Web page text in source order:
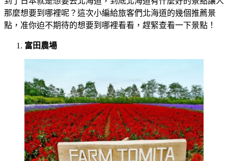
那麼想要到哪裡呢？這次小編給旅客們北海道的幾個推薦景
點，准你迫不期待的想要到哪裡看看，趕緊查看一下景點！
富田農場